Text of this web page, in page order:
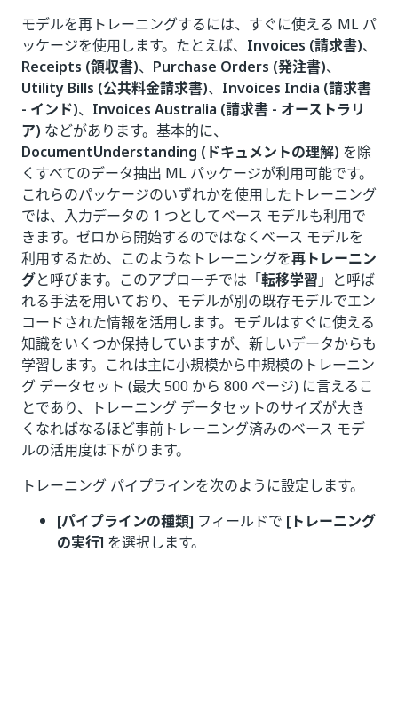
モデルを再トレーニングするには、すぐに使える ML パ
ッケージを使用します。たとえば、 Invoices (請求書)、
Receipts (領収書)、 Purchase Orders (発注書)、
Utility Bills (公共料金請求書)、 Invoices India (請求書
- インド)、 Invoices Australia (請求書 - オーストラリ
ア) などがあります。基本的に、
DocumentUnderstanding (ドキュメントの理解) を除
くすべてのデータ抽出 ML パッケージが利用可能です。
これらのパッケージのいずれかを使用したトレーニング
では、入力データの 1 つとしてベース モデルも利用で
きます。ゼロから開始するのではなくベース モデルを
利用するため、このようなトレーニングを再トレーニン
グと呼びます。このアプローチでは「転移学習 」と呼ば
れる手法を用いており、モデルが別の既存モデルでエン
コードされた情報を活用します。モデルはすぐに使える
知識をいくつか保持していますが、新しいデータからも
学習します。これは主に小規模から中規模のトレーニン
グ データセット (最大 500 から 800 ページ) に言えるこ
とであり、トレーニング データセットのサイズが大き
くなればなるほど事前トレーニング済みのベース モデ
ルの活用度は下がります。
トレーニング パイプラインを次のように設定します。
[パイプラインの種類] フィールドで [トレーニング
の実行] を選択します。